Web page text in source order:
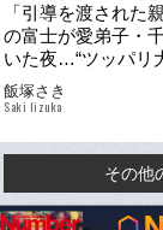
「引導を渡された
の富士が愛弟子・
いた夜…“ツッパリ
たつの親孝行」
飯塚さき
Saki Iizuka
その他